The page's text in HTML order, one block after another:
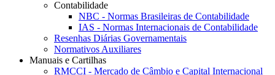
Contabilidade
NBC - Normas Brasileiras de Contabilidade
IAS - Normas Internacionais de Contabilidade
Resenhas Diárias Governamentais
Normativos Auxiliares
Manuais e Cartilhas
RMCCI - Mercado de Câmbio e Capital Internacional